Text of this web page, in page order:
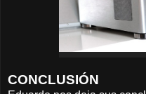
CONCLUSIÓN